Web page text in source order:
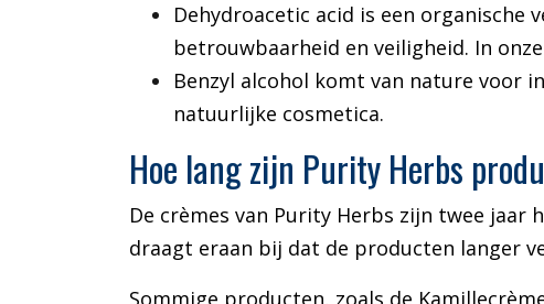
Dehydroacetic acid is een
betrouwbaarheid en veiligheid. In
Benzyl alcohol komt van nature voor
natuurlijke cosmetica.
Hoe lang zijn Purity Herbs
De crèmes van Purity Herbs zijn twee jaar
draagt eraan bij dat de producten langer